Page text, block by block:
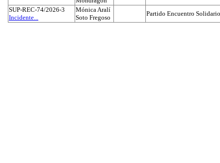
SUP-REC-74/2026-3
Incidente...
Mónica Aralí
Soto Fregoso
Partido Encuentro